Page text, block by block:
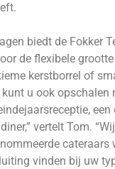
biedt de Fokker
de flexibele
kerstborrel of
u ook opschalen
vertelt Tom.
vinden bij uw